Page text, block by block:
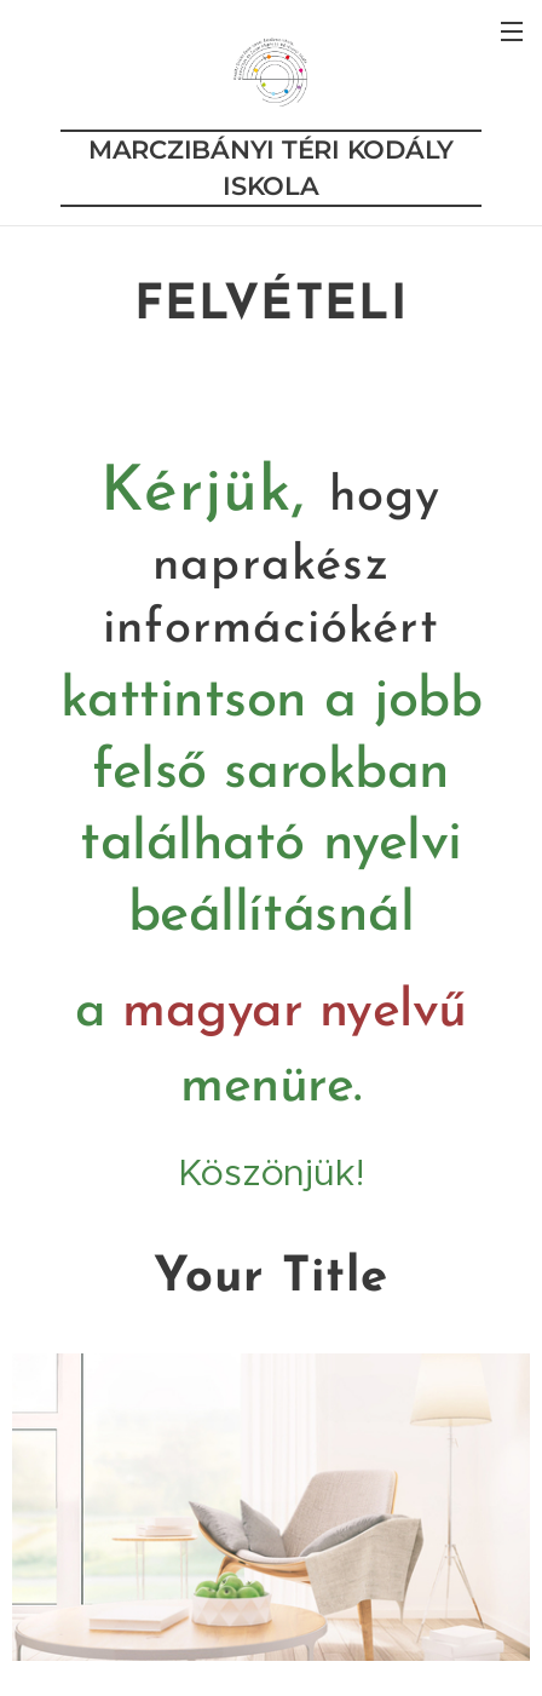
MARCZIBÁNYI TÉRI KODÁLY
ISKOLA
FELVÉTELI
Kérjük,
hogy
naprakész
információkért
kattintson a jobb
felső sarokban
található nyelvi
beállításnál
a magyar nyelvű
menüre.
Köszönjük!
Your Title